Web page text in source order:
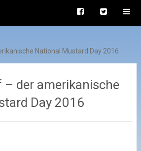
National Mustard Day 2016
– der amerikanische
Day 2016